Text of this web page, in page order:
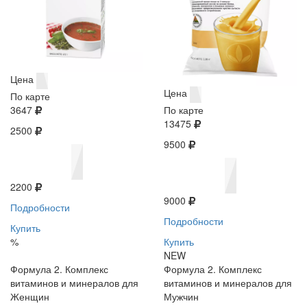
Цена
По карте
3647
2500
2200
Подробности
Купить
%
Цена
По карте
13475
9500
9000
Подробности
Купить
NEW
Формула 2. Комплекс
витаминов и минералов для
Женщин
Формула 2. Комплекс
витаминов и минералов для
Мужчин